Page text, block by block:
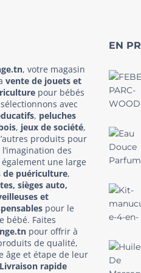
, votre magasin
vente de jouets et
pour bébés
avec
, peluches
, jeux de société,
produits pour
des
une large
de puériculture,
sièges auto,
et
pour le
bébé. Faites
pour offrir à
de qualité,
âge et étape de leur
Livraison rapide
EN